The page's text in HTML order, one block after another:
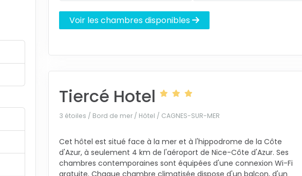
Voir les chambres disponibles
Tiercé Hotel
3 étoiles / Bord de mer / Hôtel / CAGNES-SUR-MER
Cet hôtel est situé face à la mer et à l'hippodrome de la Côte
d'Azur, à seulement 4 km de l'aéroport de Nice-Côte d'Azur. Ses
chambres contemporaines sont équipées d'une connexion Wi-Fi
gratuite. Chaque chambre climatisée dispose d'un balcon, d'un